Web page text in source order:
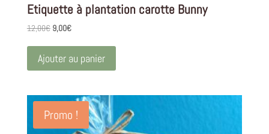
Etiquette à plantation carotte Bunny
12,00€ Le
initial
était :
9,00€Le
actuel
est :
Ajouter au panier
Promo !